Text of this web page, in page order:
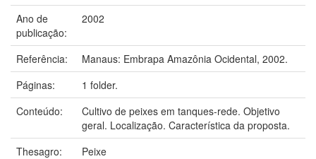
Ano de
publicação:
2002
Referência:
Manaus: Embrapa Amazônia Ocidental, 2002.
Páginas:
1 folder.
Conteúdo:
Cultivo de peixes em tanques-rede. Objetivo
geral. Localização. Característica da proposta.
Thesagro:
Peixe